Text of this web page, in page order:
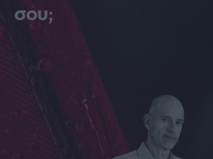
σου;